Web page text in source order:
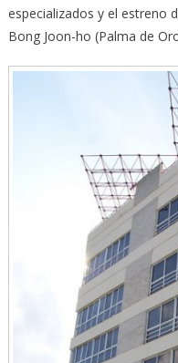
especializados y el estreno
Bong Joon-ho (Palma de